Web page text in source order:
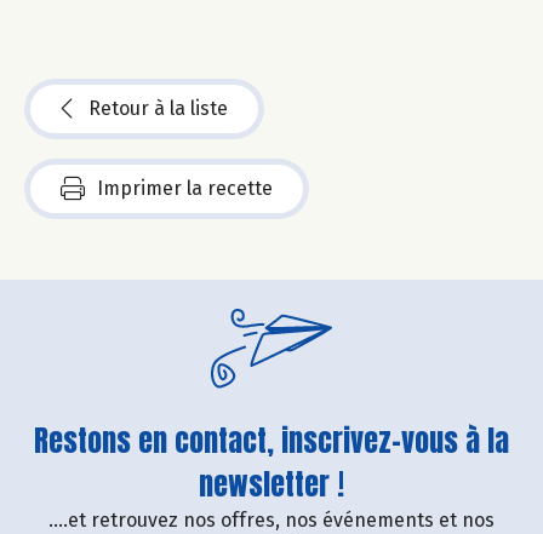
Retour à la liste
Imprimer la recette
Restons en contact, inscrivez-vous à la
newsletter !
....et retrouvez nos offres, nos événements et nos